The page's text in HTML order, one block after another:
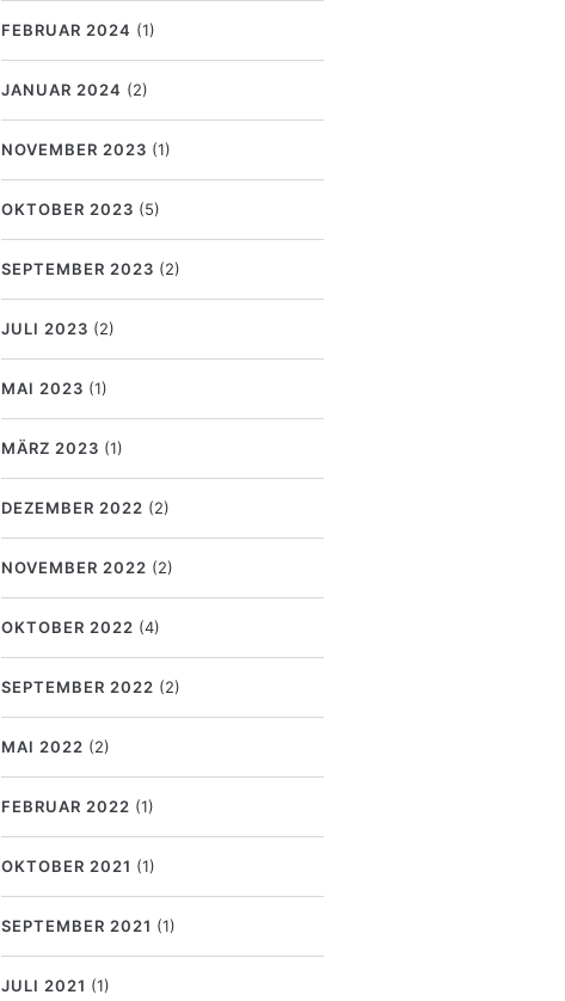
FEBRUAR 2024 (1)
JANUAR 2024 (2)
NOVEMBER 2023 (1)
OKTOBER 2023 (5)
SEPTEMBER 2023 (2)
JULI 2023 (2)
MAI 2023 (1)
MÄRZ 2023 (1)
DEZEMBER 2022 (2)
NOVEMBER 2022 (2)
OKTOBER 2022 (4)
SEPTEMBER 2022 (2)
MAI 2022 (2)
FEBRUAR 2022 (1)
OKTOBER 2021 (1)
SEPTEMBER 2021 (1)
JULI 2021 (1)